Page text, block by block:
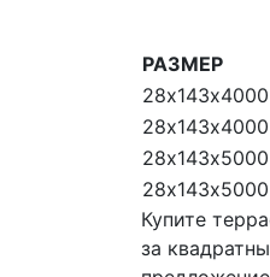
РАЗМЕР
28х143х4000
28х143х4000
28х143х5000
28х143х5000
Купите
за